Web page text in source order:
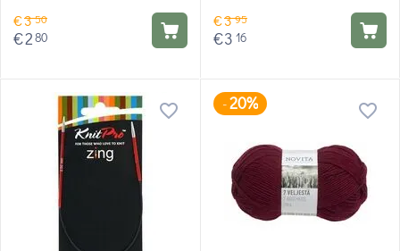
€350
€280
€395
€3 16
-20%